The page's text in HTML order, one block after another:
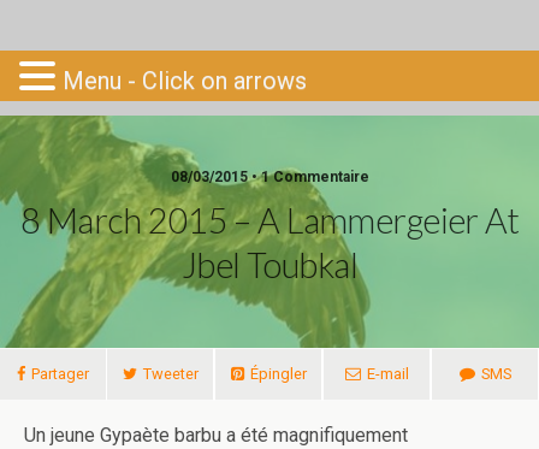
Go-South
08/03/2015 • 1 Commentaire
8 March 2015 – A Lammergeier At
Jbel Toubkal
Partager Tweeter Épingler E-mail SMS
Un jeune Gypaète barbu a été magnifiquement
Menu - Click on arrows